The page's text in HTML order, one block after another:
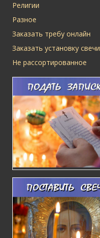
Религии
Разное
Заказать требу онлайн
Заказать установку свечи
Не рассортированное